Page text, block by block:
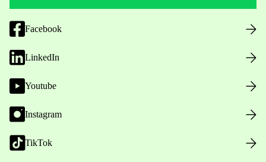
Facebook
LinkedIn
Youtube
Instagram
TikTok